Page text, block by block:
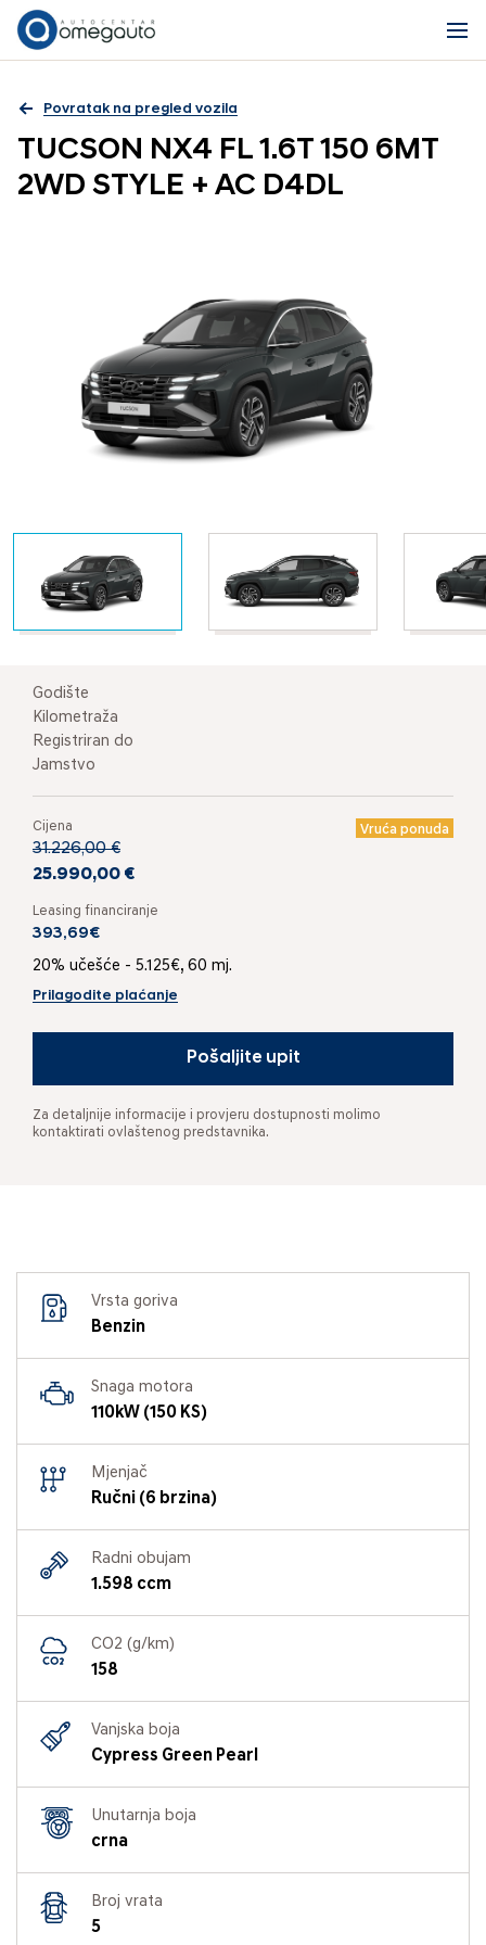
Povratak na pregled vozila
TUCSON NX4 FL 1.6T 150 6MT
2WD STYLE + AC D4DL
Godište
Kilometraža
Registriran do
Jamstvo
Cijena Vruća ponuda
31.226,00 €
25.990,00 €
Leasing financiranje
393,69€
20% učešće - 5.125€, 60 mj.
Prilagodite plaćanje
Pošaljite upit
Za detaljnije informacije i provjeru dostupnosti molimo
kontaktirati ovlaštenog predstavnika.
Vrsta goriva
Benzin
Snaga motora
110kW (150 KS)
Mjenjač
Ručni (6 brzina)
Radni obujam
1.598 ccm
CO2 (g/km)
158
Vanjska boja
Cypress Green Pearl
Unutarnja boja
crna
Broj vrata
5